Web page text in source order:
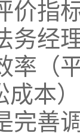
价指
务经
（
成本
完善